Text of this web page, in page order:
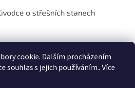
cookie. Dalším procházením
souhlas s jejich používáním.. Více
o střešních stanech